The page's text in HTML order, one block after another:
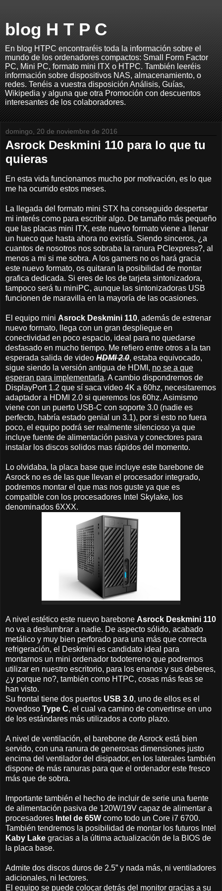
blog H T P C
En blog HTPC encontraréis toda la información sobre el
mundo de los ordenadores compactos: Small Form Factor
PC, Mini PC, formato mini ITX o HTPC. También leeréis
información sobre dispositivos NAS, almacenamiento, o
redes. Tenéis a vuestra disposición Análisis, Guías,
Wikipedia y alguna que otra Promoción con descuentos
interesantes de los colaboradores.
domingo, 20 de noviembre de 2016
Asrock Deskmini 110 para lo que tu
quieras
En esta vida funcionamos mucho por motivación, es lo que
me ha ocurrido estos meses.
La llegada del formato mini STX ha conseguido despertar
mi interés como para escribir algo. De tamaño más pequeño
que las placas mini ITX, este nuevo formato viene a llenar
un hueco que hasta ahora no existía. Siendo sinceros, ¿a
cuantos de nosotros nos sobraba la ranura PCIexpress?, al
menos a mi si me sobra. A los gamers no os hará gracia
este nuevo formato, os quitaran la posibilidad de montar
grafica dedicada. Si eres de los de tarjeta sintonizadora,
tampoco será tu miniPC, aunque las sintonizadoras USB
funcionen de maravilla en la mayoría de las ocasiones.
El equipo mini Asrock Deskmini 110, además de estrenar
nuevo formato, llega con un gran despliegue en
conectividad en poco espacio, ideal para no quedarse
desfasado en mucho tiempo. Me refiero entre otros a la tan
esperada salida de video HDMI 2.0, estaba equivocado,
sigue siendo la versión antigua de HDMI, no se a que
esperan para implementarla. A cambio dispondremos de
DisplayPort 1.2 que sí saca video 4K a 60hz, necesitaremos
adaptador a HDMI 2.0 si queremos los 60hz. Asimismo
viene con un puerto USB-C con soporte 3.0 (nadie es
perfecto, habría estado genial un 3.1), por si esto no fuera
poco, el equipo podrá ser realmente silencioso ya que
incluye fuente de alimentación pasiva y conectores para
instalar los discos solidos mas rápidos del momento.
Lo olvidaba, la placa base que incluye este barebone de
Asrock no es de las que llevan el procesador integrado,
podremos montar el que mas nos guste ya que es
compatible con los procesadores Intel Skylake, los
denominados 6XXX.
A nivel estético este nuevo barebone Asrock Deskmini 110
no va a deslumbrar a nadie. De aspecto sólido, acabado
metálico y muy bien perforado para una más que correcta
refrigeración, el Deskmini es candidato ideal para
montarnos un mini ordenador todoterreno que podremos
utilizar en nuestro escritorio, para los enanos y sus deberes,
¿y porque no?, también como HTPC, cosas más feas se
han visto.
Su frontal tiene dos puertos USB 3.0, uno de ellos es el
novedoso Type C, el cual va camino de convertirse en uno
de los estándares más utilizados a corto plazo.
A nivel de ventilación, el barebone de Asrock está bien
servido, con una ranura de generosas dimensiones justo
encima del ventilador del disipador, en los laterales también
dispone de más ranuras para que el ordenador este fresco
más que de sobra.
Importante también el hecho de incluir de serie una fuente
de alimentación pasiva de 120W/19V capaz de alimentar a
procesadores Intel de 65W como todo un Core i7 6700.
También tendremos la posibilidad de montar los futuros Intel
Kaby Lake gracias a la última actualización de la BIOS de
la placa base.
Admite dos discos duros de 2.5” y nada más, ni ventiladores
adicionales, ni lectores.
El equipo se puede colocar detrás del monitor gracias a su